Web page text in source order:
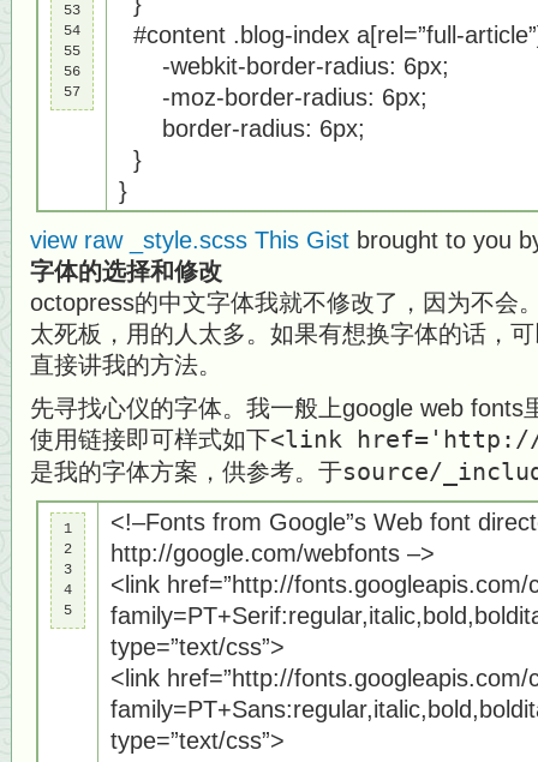
53
54
55
56
57
#content .blog-index a[rel=”full-
-webkit-border-radius: 6px;
-moz-border-radius: 6px;
border-radius: 6px;
}
}
view raw
_style.scss This Gist brought to you
字体的选择和修改
octopress的中文字体我就不修改了，因为不会
太死板，用的人太多。如果有想换字体的话，
直接讲我的方法。
先寻找心仪的字体。我一般上google web fonts
使用链接即可样式如下<link
是我的字体方案，供参考。于source/
1
2
3
4
5
<!–Fonts from Google”s Web font
http://google.com/webfonts –>
<link href=”http://fonts.googleapis.com/
type=”text/css”>
<link href=”http://fonts.googleapis.com/
type=”text/css”>